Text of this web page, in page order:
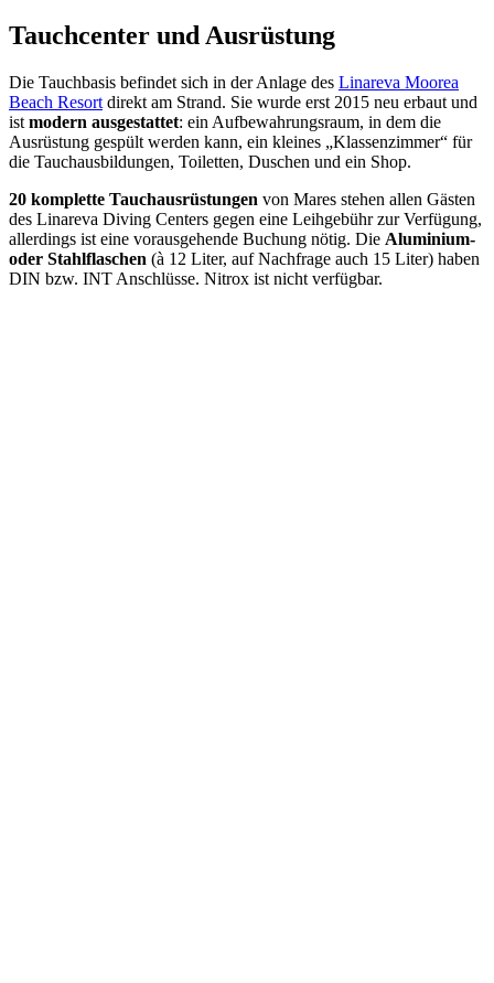
Tauchcenter und Ausrüstung
Die Tauchbasis befindet sich in der Anlage des Linareva Moorea
Beach Resort direkt am Strand. Sie wurde erst 2015 neu erbaut und
ist modern ausgestattet: ein Aufbewahrungsraum, in dem die
Ausrüstung gespült werden kann, ein kleines „Klassenzimmer“ für
die Tauchausbildungen, Toiletten, Duschen und ein Shop.
20 komplette Tauchausrüstungen von Mares stehen allen Gästen
des Linareva Diving Centers gegen eine Leihgebühr zur Verfügung,
allerdings ist eine vorausgehende Buchung nötig. Die Aluminium-
oder Stahlflaschen (à 12 Liter, auf Nachfrage auch 15 Liter) haben
DIN bzw. INT Anschlüsse. Nitrox ist nicht verfügbar.